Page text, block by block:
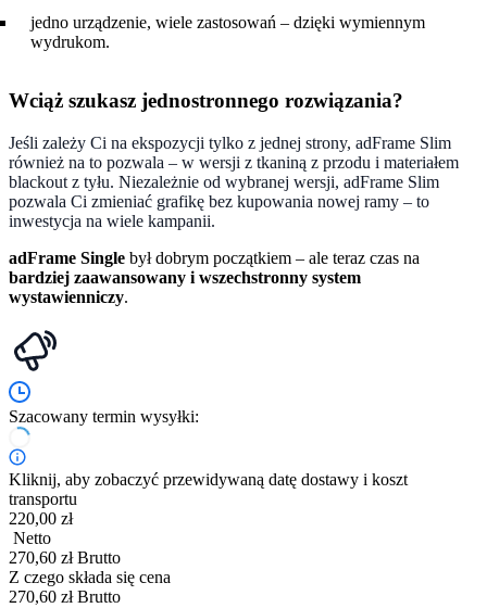
jedno urządzenie, wiele zastosowań – dzięki wymiennym
wydrukom.
Wciąż szukasz jednostronnego rozwiązania?
Jeśli zależy Ci na ekspozycji tylko z jednej strony, adFrame Slim
również na to pozwala – w wersji z tkaniną z przodu i materiałem
blackout z tyłu. Niezależnie od wybranej wersji, adFrame Slim
pozwala Ci zmieniać grafikę bez kupowania nowej ramy – to
inwestycja na wiele kampanii.
adFrame Single był dobrym początkiem – ale teraz czas na
bardziej zaawansowany i wszechstronny system
wystawienniczy.
Szacowany termin wysyłki:
Kliknij, aby zobaczyć przewidywaną datę dostawy i koszt
transportu
220,00 zł
Netto
270,60 zł Brutto
Z czego składa się cena
270,60 zł Brutto